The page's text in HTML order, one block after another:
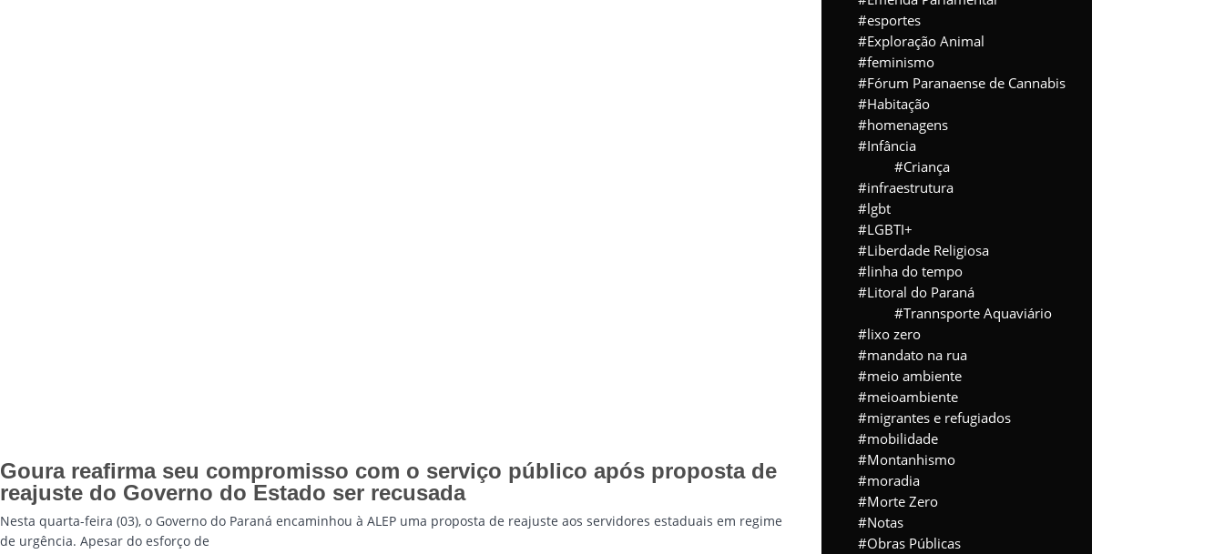
Goura reafirma seu compromisso com o serviço público após proposta de
reajuste do Governo do Estado ser recusada
Nesta quarta-feira (03), o Governo do Paraná encaminhou à ALEP uma proposta de reajuste aos servidores estaduais em regime
de urgência. Apesar do esforço de
esportes
Exploração Animal
feminismo
Fórum Paranaense de Cannabis
Habitação
homenagens
Infância
Criança
infraestrutura
lgbt
LGBTI+
Liberdade Religiosa
linha do tempo
Litoral do Paraná
Trannsporte Aquaviário
lixo zero
mandato na rua
meio ambiente
meioambiente
migrantes e refugiados
mobilidade
Montanhismo
moradia
Morte Zero
Notas
Obras Públicas